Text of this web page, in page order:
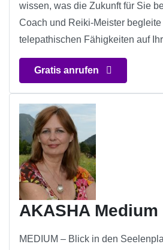
wissen, was die Zukunft für Sie
Coach und Reiki-Meister
telepathischen Fähigkeiten auf
Gratis anrufen
AKASHA Medium
MEDIUM – Blick in den